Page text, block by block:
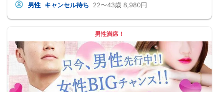
男性 キャンセル待ち 22〜43歳 8,980円
男性満席！